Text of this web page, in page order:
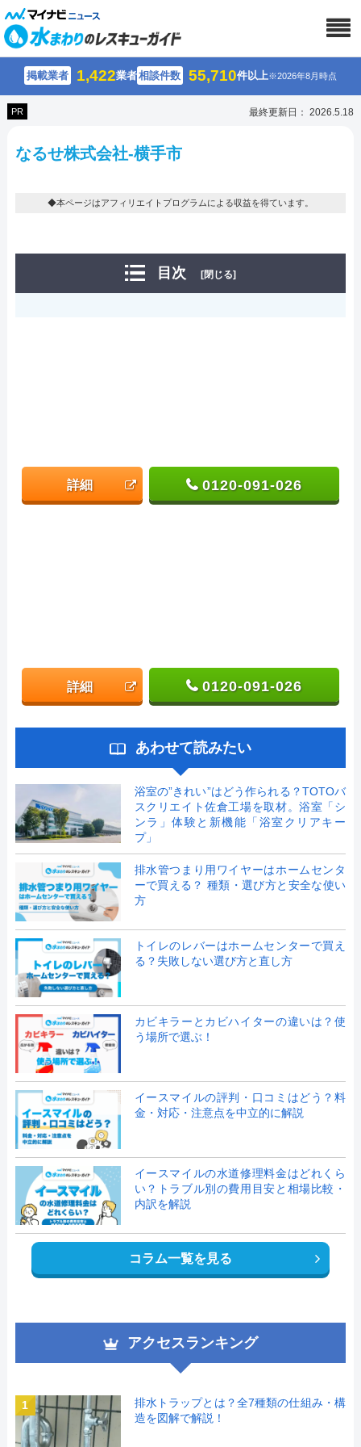
掲載業者 1,422業者相談件数 55,710件以上※2026年8月時点
PR 最終更新日： 2026.5.18
なるせ株式会社-横手市
◆本ページはアフィリエイトプログラムによる収益を得ています。
目次 [閉じる]
詳細 0120-091-026
詳細 0120-091-026
あわせて読みたい
浴室の”きれい”はどう作られる？TOTOバ
スクリエイト佐倉工場を取材。浴室「シ
ンラ」体験と新機能「浴室クリアキー
プ」
排水管つまり用ワイヤーはホームセンタ
ーで買える？ 種類・選び方と安全な使い
方
トイレのレバーはホームセンターで買え
る？失敗しない選び方と直し方
カビキラーとカビハイターの違いは？使
う場所で選ぶ！
イースマイルの評判・口コミはどう？料
金・対応・注意点を中立的に解説
イースマイルの水道修理料金はどれくら
い？トラブル別の費用目安と相場比較・
内訳を解説
コラム一覧を見る
アクセスランキング
1
排水トラップとは？全7種類の仕組み・構
造を図解で解説！